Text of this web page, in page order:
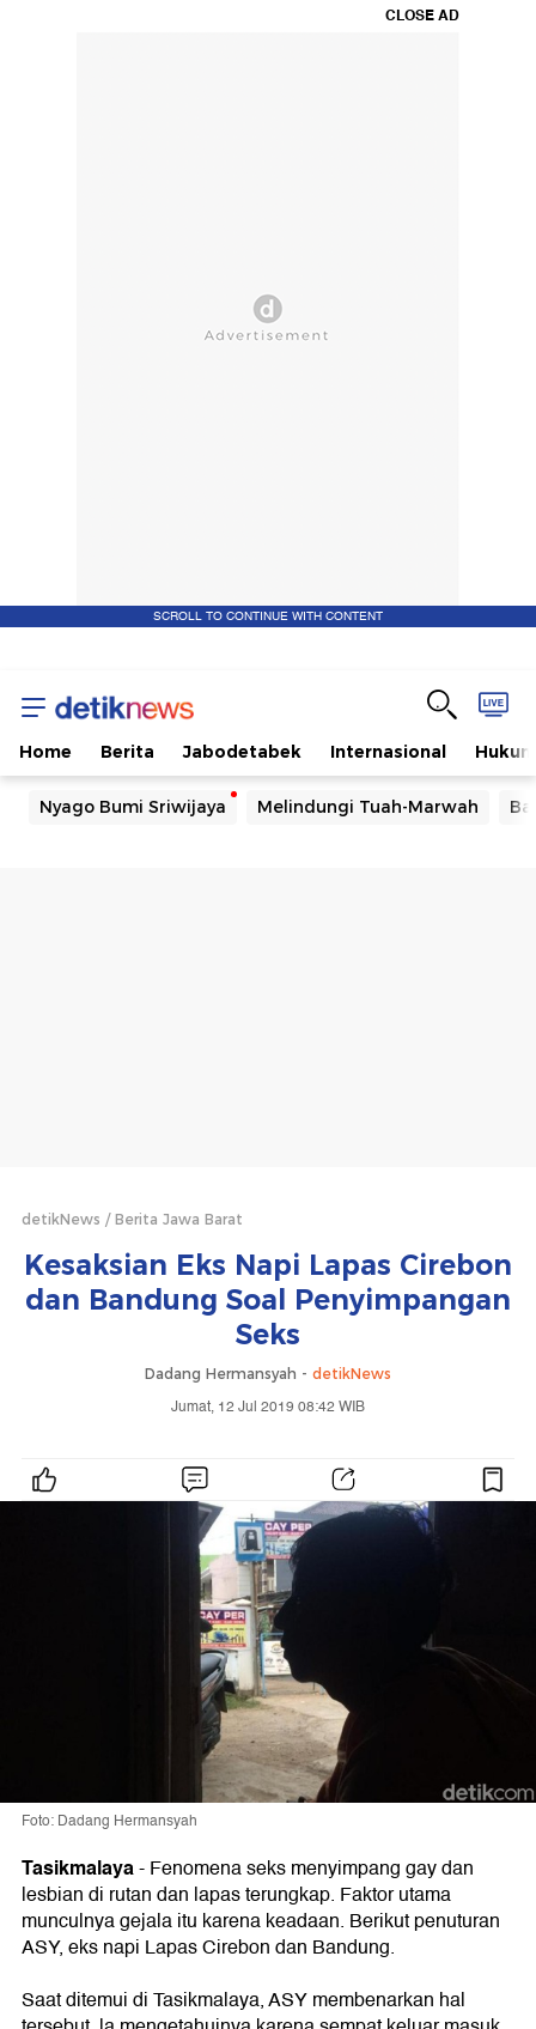
CLOSE AD
SCROLL TO CONTINUE WITH CONTENT
Home Berita Jabodetabek Internasional Hukum
Nyago Bumi Sriwijaya Melindungi Tuah-Marwah
detikNews Berita Jawa Barat
Kesaksian Eks Napi Lapas Cirebon
dan Bandung Soal Penyimpangan
Seks
Dadang Hermansyah - detikNews
Jumat, 12 Jul 2019 08:42 WIB
Foto: Dadang Hermansyah
Tasikmalaya-Fenomena seks menyimpang gay dan
lesbian di rutan dan lapas terungkap. Faktor utama
munculnya gejala itu karena keadaan. Berikut penuturan
ASY, eks napi Lapas Cirebon dan Bandung.
Saat ditemui di Tasikmalaya, ASY membenarkan hal